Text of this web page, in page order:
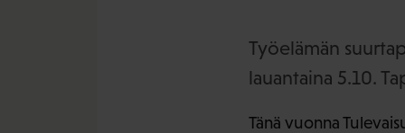
Työelämän
lauantaina 5.10.
Tänä vuonna